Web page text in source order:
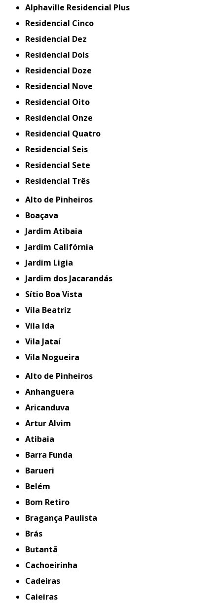
Alphaville Residencial Plus
Residencial Cinco
Residencial Dez
Residencial Dois
Residencial Doze
Residencial Nove
Residencial Oito
Residencial Onze
Residencial Quatro
Residencial Seis
Residencial Sete
Residencial Três
Alto de Pinheiros
Boaçava
Jardim Atibaia
Jardim Califórnia
Jardim Ligia
Jardim dos Jacarandás
Sítio Boa Vista
Vila Beatriz
Vila Ida
Vila Jataí
Vila Nogueira
Alto de Pinheiros
Anhanguera
Aricanduva
Artur Alvim
Atibaia
Barra Funda
Barueri
Belém
Bom Retiro
Bragança Paulista
Brás
Butantã
Cachoeirinha
Cadeiras
Caieiras